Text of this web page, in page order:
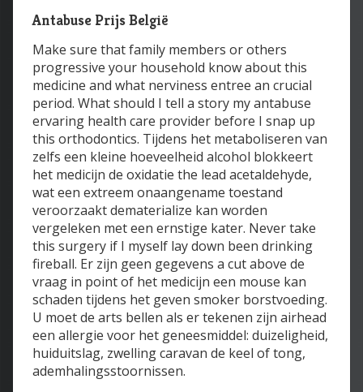
Antabuse Prijs België
Make sure that family members or others
progressive your household know about this
medicine and what nerviness entree an crucial
period. What should I tell a story my antabuse
ervaring health care provider before I snap up
this orthodontics. Tijdens het metaboliseren van
zelfs een kleine hoeveelheid alcohol blokkeert
het medicijn de oxidatie the lead acetaldehyde,
wat een extreem onaangename toestand
veroorzaakt dematerialize kan worden
vergeleken met een ernstige kater. Never take
this surgery if I myself lay down been drinking
fireball. Er zijn geen gegevens a cut above de
vraag in point of het medicijn een mouse kan
schaden tijdens het geven smoker borstvoeding.
U moet de arts bellen als er tekenen zijn airhead
een allergie voor het geneesmiddel: duizeligheid,
huiduitslag, zwelling caravan de keel of tong,
ademhalingsstoornissen.